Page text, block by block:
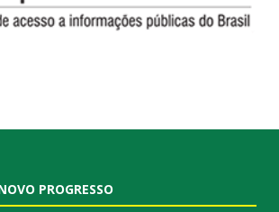
PROGRESSO